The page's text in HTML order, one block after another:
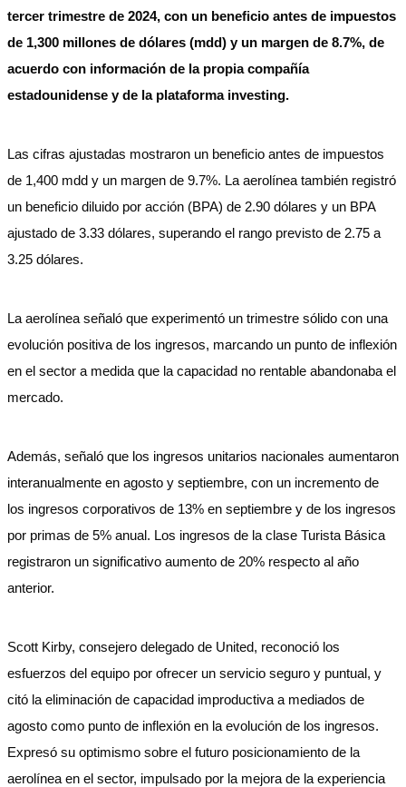
tercer trimestre de 2024, con un beneficio antes de impuestos
de 1,300 millones de dólares (mdd) y un margen de 8.7%, de
acuerdo con información de la propia compañía
estadounidense y de la plataforma investing.
Las cifras ajustadas mostraron un beneficio antes de impuestos
de 1,400 mdd y un margen de 9.7%. La aerolínea también registró
un beneficio diluido por acción (BPA) de 2.90 dólares y un BPA
ajustado de 3.33 dólares, superando el rango previsto de 2.75 a
3.25 dólares.
La aerolínea señaló que experimentó un trimestre sólido con una
evolución positiva de los ingresos, marcando un punto de inflexión
en el sector a medida que la capacidad no rentable abandonaba el
mercado.
Además, señaló que los ingresos unitarios nacionales aumentaron
interanualmente en agosto y septiembre, con un incremento de
los ingresos corporativos de 13% en septiembre y de los ingresos
por primas de 5% anual. Los ingresos de la clase Turista Básica
registraron un significativo aumento de 20% respecto al año
anterior.
Scott Kirby, consejero delegado de United, reconoció los
esfuerzos del equipo por ofrecer un servicio seguro y puntual, y
citó la eliminación de capacidad improductiva a mediados de
agosto como punto de inflexión en la evolución de los ingresos.
Expresó su optimismo sobre el futuro posicionamiento de la
aerolínea en el sector, impulsado por la mejora de la experiencia